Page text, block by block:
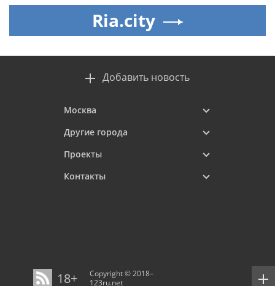
Ria.city
Добавить новость
Москва
Другие города
Проекты
Контакты
18+
Copyright © 2018–
123ru.net